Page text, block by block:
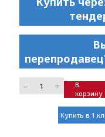
– +
В
корзину
Купить в 1